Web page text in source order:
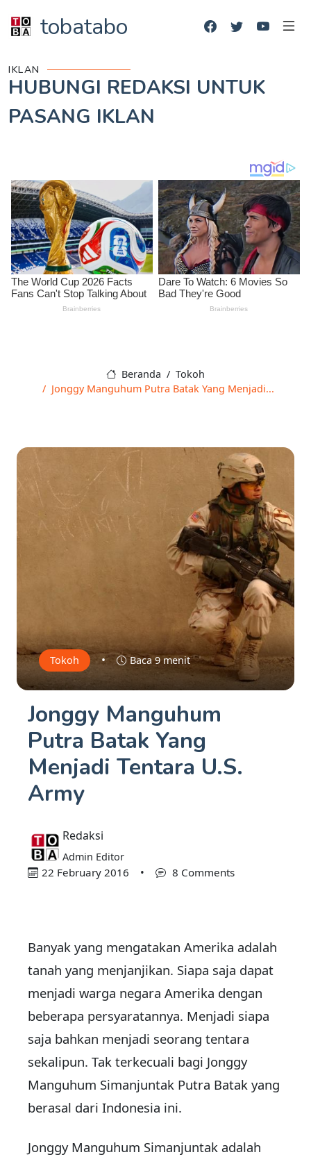
tobatabo
IKLAN
HUBUNGI REDAKSI UNTUK
PASANG IKLAN
Beranda
Tokoh
Jonggy Manguhum Putra Batak Yang Menjadi...
Tokoh • Baca 9 menit
Jonggy Manguhum
Putra Batak Yang
Menjadi Tentara U.S.
Army
Redaksi
Admin Editor
22 February 2016 • 8 Comments
Banyak yang mengatakan Amerika adalah
tanah yang menjanjikan. Siapa saja dapat
menjadi warga negara Amerika dengan
beberapa persyaratannya. Menjadi siapa
saja bahkan menjadi seorang tentara
sekalipun. Tak terkecuali bagi Jonggy
Manguhum Simanjuntak Putra Batak yang
berasal dari Indonesia ini.
Jonggy Manguhum Simanjuntak adalah